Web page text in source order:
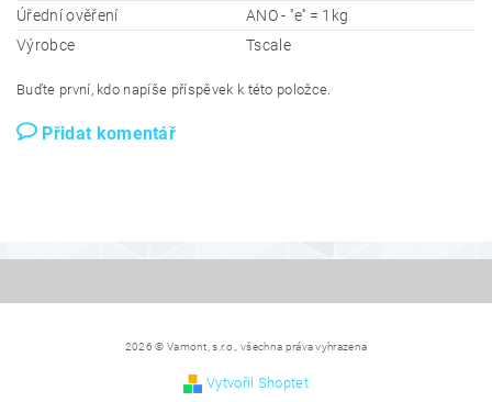
Úřední ověření
ANO - ''e'' = 1kg
Výrobce
Tscale
Buďte první, kdo napíše příspěvek k této položce.
Přidat komentář
2026 © Vamont, s.r.o., všechna práva vyhrazena
Vytvořil Shoptet